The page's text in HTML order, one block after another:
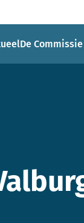
De